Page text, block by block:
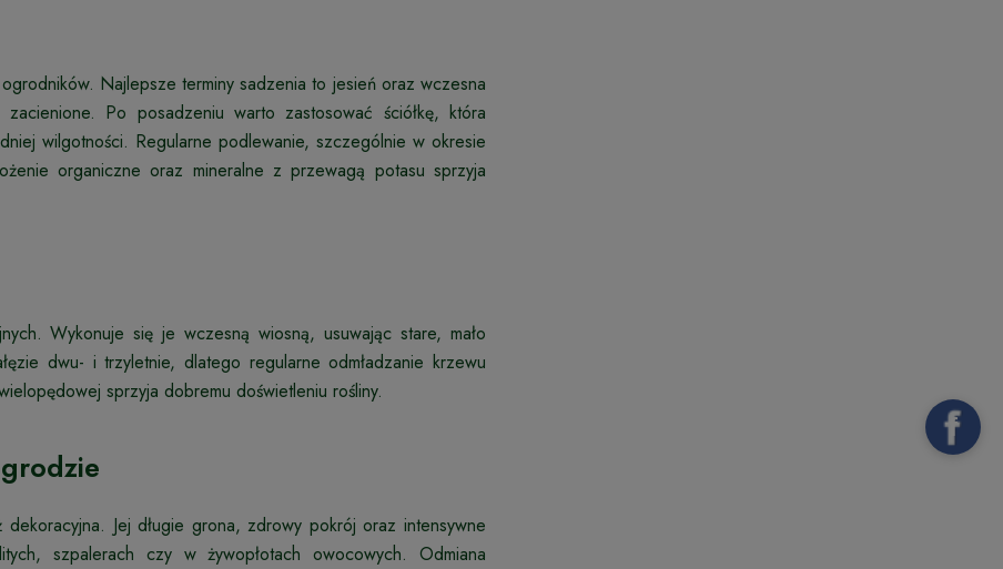
Najlepsze terminy sadzenia to jesień oraz wczesna
Po posadzeniu warto zastosować ściółkę, która
wilgotności. Regularne podlewanie, szczególnie w okresie
organiczne oraz mineralne z przewagą potasu sprzyja
Wykonuje się je wczesną wiosną, usuwając stare, mało
dwu- i trzyletnie, dlatego regularne odmładzanie krzewu
sprzyja dobremu doświetleniu rośliny.
Jej długie grona, zdrowy pokrój oraz intensywne
szpalerach czy w żywopłotach owocowych. Odmiana